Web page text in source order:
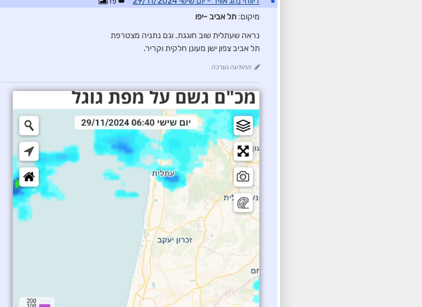
מיקום:תל אביב -יפו
נראה שעתלית שוב חוגגת. וגם נתניה מצטרפת
תל אביב צפון ישן מעונן חלקית וקריר.
ההודעה נערכה